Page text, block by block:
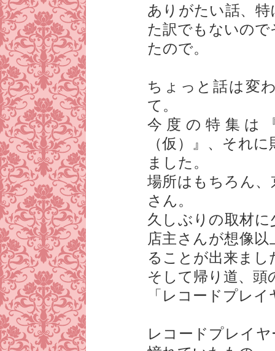
ありがたい話、
た訳でもないの
たので。
ちょっと話は変
て。
今度の特集は
（仮）』、それ
ました。
場所はもちろん
さん。
久しぶりの取材
店主さんが想像
ることが出来まし
そして帰り道、頭
「レコードプレ
レコードプレイ